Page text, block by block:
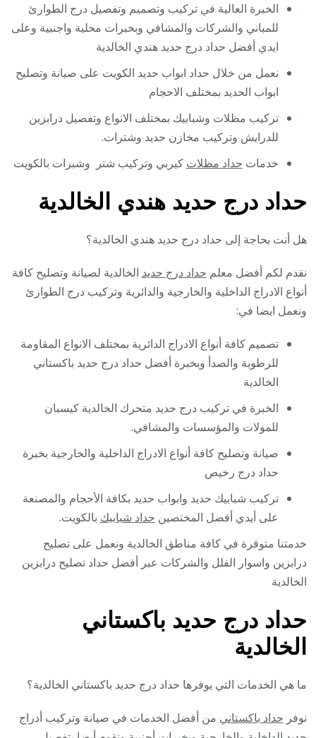
الخبرة العالية في تركيب وتصميم وتفصيل درج الطوارئ
للمباني والشركات والمشافي وبخبرات محلية واجنبية وعلى
ايدي أفضل حداد درج حديد هندي الخالدية
نعمل من خلال حداد ابواب حديد الكويت على صيانة وتصليح
ابواب الحديد بمختلف الاحجام
تركيب مظلات وشبابيك بمختلف الانواع وتفصيل درابزين
للدرايش وتركيب مخازن حديد وشترات.
خدمات حداد مظلات كيربي وتركيب شتر وشبرات بالكويت
حداد درج حديد هندي الخالدية
هل أنت بحاجة إلى حداد درج حديد هندي الخالدية؟
نقدم لكم أفضل معلم حداد درج حديد الخالدية لصيانة وتصليح كافة
أنواع الادراج الداخلية والخارجية والدائرية وتركيب درج الطوارئ
ونعمل ايضا في:
تصميم كافة أنواع الادراج الدائرية بمختلف الانواع المقاومة
للرطوبة والصدأ وبخبرة أفضل حداد درج حديد باكستاني
الخالدية
الخبرة في تركيب درج حديد متحرك الخالدية كيسبان
للمولات والمؤسسات والمشافي.
صيانة وتصليح كافة أنواع الادراج الداخلية والخارجية بخبرة
حداد درج رخيص
تركيب شبابيك حديد وابواب حديد بكافة الأحجام والمصنعة
على أيدي أفضل المختصين حداد شبابيك بالكويت.
خدمتنا متوفرة في كافة مناطق الخالدية ونعمل على تصليح
درابزين واسوار الفلل والشركات عبر أفضل حداد تصليح درابزين
الخالدية
حداد درج حديد باكستاني
الخالدية
ما هي الخدمات التي يوفرها حداد درج حديد باكستاني الخالدية؟
نوفر حداد باكستاني من أفضل الخدمات في صيانة وتركيب أدراج